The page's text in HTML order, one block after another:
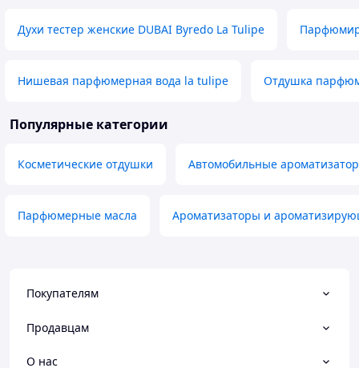
Духи тестер женские DUBAI Byredo La Tulipe
Нишевая парфюмерная вода la tulipe Отдушка
Популярные категории
Косметические отдушки Автомобильные
Парфюмерные масла Ароматизаторы и
Покупателям
Продавцам
О нас